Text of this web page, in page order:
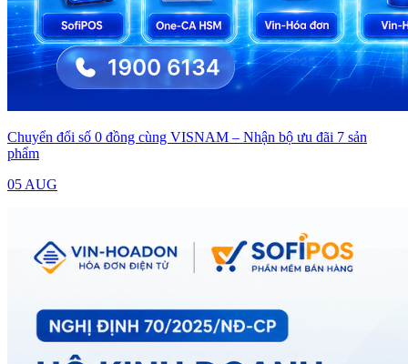
Chuyển đổi số 0 đồng cùng VISNAM – Nhận bộ ưu đãi 7 sản
phẩm
05 AUG